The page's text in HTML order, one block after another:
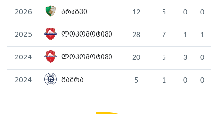
2026 არაგვი 12 5 0 0
2025 ლოკომოტივი 28 7 1 1
2024 ლოკომოტივი 20 5 3 0
2024 გაგრა 5 1 0 0